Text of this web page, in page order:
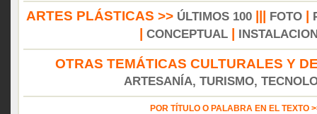
ARTES PLÁSTICAS >> ÚLTIMOS 100 FOTO
CONCEPTUAL
OTRAS TEMÁTICAS CULTURALES Y
ARTESANÍA, TURISMO,
POR TÍTULO O PALABRA EN EL TEXTO